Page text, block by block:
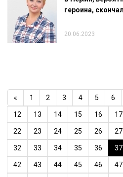
героина,
20.06.2023
« 1 2 3 4 5 6
12 13 14 15 16 17
22 23 24 25 26 27
32 33 34 35 36 37
42 43 44 45 46 47